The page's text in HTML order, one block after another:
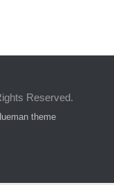
Reserved.
theme